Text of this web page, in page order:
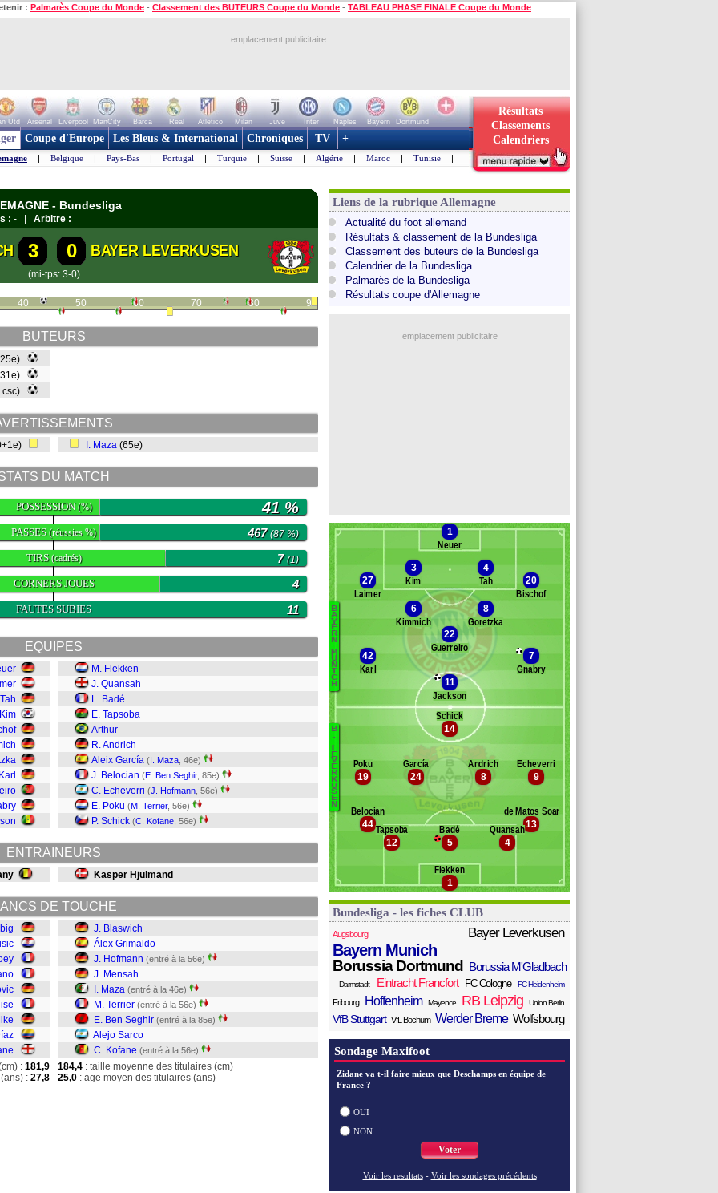
: Palmarès Coupe du Monde - Classement des BUTEURS Coupe du Monde - TABLEAU PHASE FINALE Coupe du Monde
emplacement publicitaire
Utd Arsenal Liverpool ManCity Barca Real Atletico Milan Juve Inter Naples Bayern
Dortmund
Résultats
Classements
Calendriers
Coupe d'Europe Les Bleus & International Chroniques TV +
| Belgique | Pays-Bas | Portugal | Turquie | Suisse | Algérie | Maroc | Tunisie |
- Bundesliga
: - | Arbitre :
3 0 BAYER LEVERKUSEN
(mi-tps: 3-0)
40 50 60 70 80 90
BUTEURS
csc)
I. Maza (65e)
DU MATCH
POSSESSION(%) 41 %
PASSES(réussies %) 467(87 %)
TIRS(cadrés) 7(1)
CORNERS JOUES 4
FAUTES SUBIES 11
EQUIPES
M. Flekken
J. Quansah
L. Badé
E. Tapsoba
Arthur
R. Andrich
Aleix García (I. Maza , 46e)
J. Belocian (E. Ben Seghir, 85e)
C. Echeverri (J. Hofmann , 56e)
E. Poku (M. Terrier, 56e)
P. Schick (C. Kofane , 56e)
ENTRAINEURS
Kasper Hjulmand
DE TOUCHE
J. Blaswich
Álex Grimaldo
J. Hofmann (entré à la 56e)
J. Mensah
I. Maza (entré à la 46e)
M. Terrier (entré à la 56e)
E. Ben Seghir (entré à la 85e)
Alejo Sarco
C. Kofane (entré à la 56e)
: 181,9
: 27,8
184,4 : taille moyenne des titulaires (cm)
25,0 : age moyen des titulaires (ans)
Liens de la rubrique Allemagne
Actualité du foot allemand
Résultats & classement de la Bundesliga
Classement des buteurs de la Bundesliga
Calendrier de la Bundesliga
Palmarès de la Bundesliga
Résultats coupe d'Allemagne
emplacement publicitaire
Banc des remplaçantsBayern Munich
Kane
Díaz
Okpako Mike
Upamecano
B
A
Y
E
R
N
M
U
N
I
C
H
Banc des remplaçants B. Leverkusen
Sarco
Ben Seghir
Maza
Dennit Mensah
Hofmann
B
.
L
E
V
E
R
K
U
S
E
N
1
Neuer
3
Kim
4
Tah
27
Laimer
20
Bischof
6
Kimmich
8
Goretzka
22
Guerreiro
42
Karl
7
Gnabry
11
Jackson
1
Flekken
4
Quansah
5
Badé
12
Tapsoba 13
de Matos Soares
44
Belocian
9
Echeverri
8
Andrich
24
García
19
Poku
14
Schick
Bundesliga - les fiches CLUB
Augsbourg Bayer Leverkusen
Bayern Munich
Borussia Dortmund Borussia M'Gladbach
Darmstadt Eintracht Francfort FC Cologne FC Heidenheim
Fribourg Hoffenheim Mayence RB Leipzig Union Berlin
VfB Stuttgart VfL Bochum Werder Breme Wolfsbourg
Sondage Maxifoot
Zidane va t-il faire mieux que Deschamps en équipe de
France ?
OUI
NON
Voter
Voir les resultats - Voir les sondages précédents